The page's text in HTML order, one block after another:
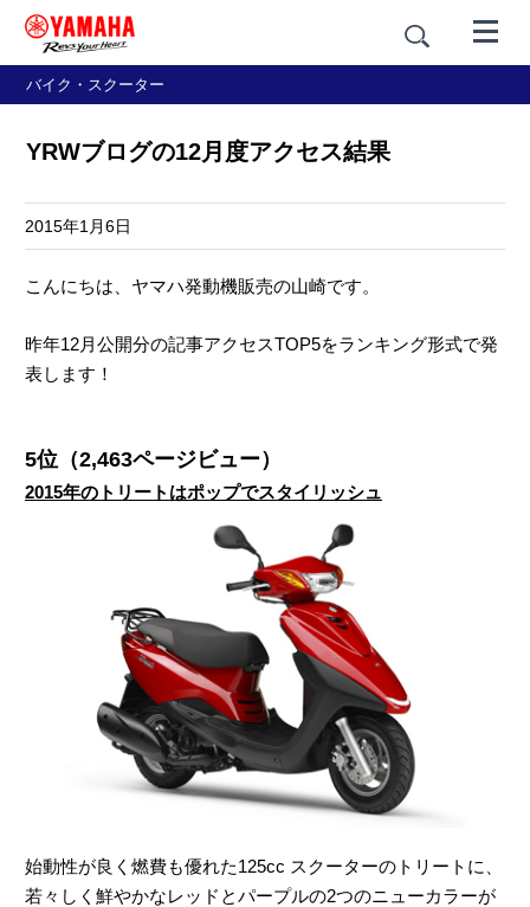
バイク・スクーター
YRWブログの12月度アクセス結果
2015年1月6日
こんにちは、ヤマハ発動機販売の山崎です。
昨年12月公開分の記事アクセスTOP5をランキング形式で発
表します！
5位（2,463ページビュー）
2015年のトリートはポップでスタイリッシュ
始動性が良く燃費も優れた125cc スクーターのトリートに、
若々しく鮮やかなレッドとパープルの2つのニューカラーが